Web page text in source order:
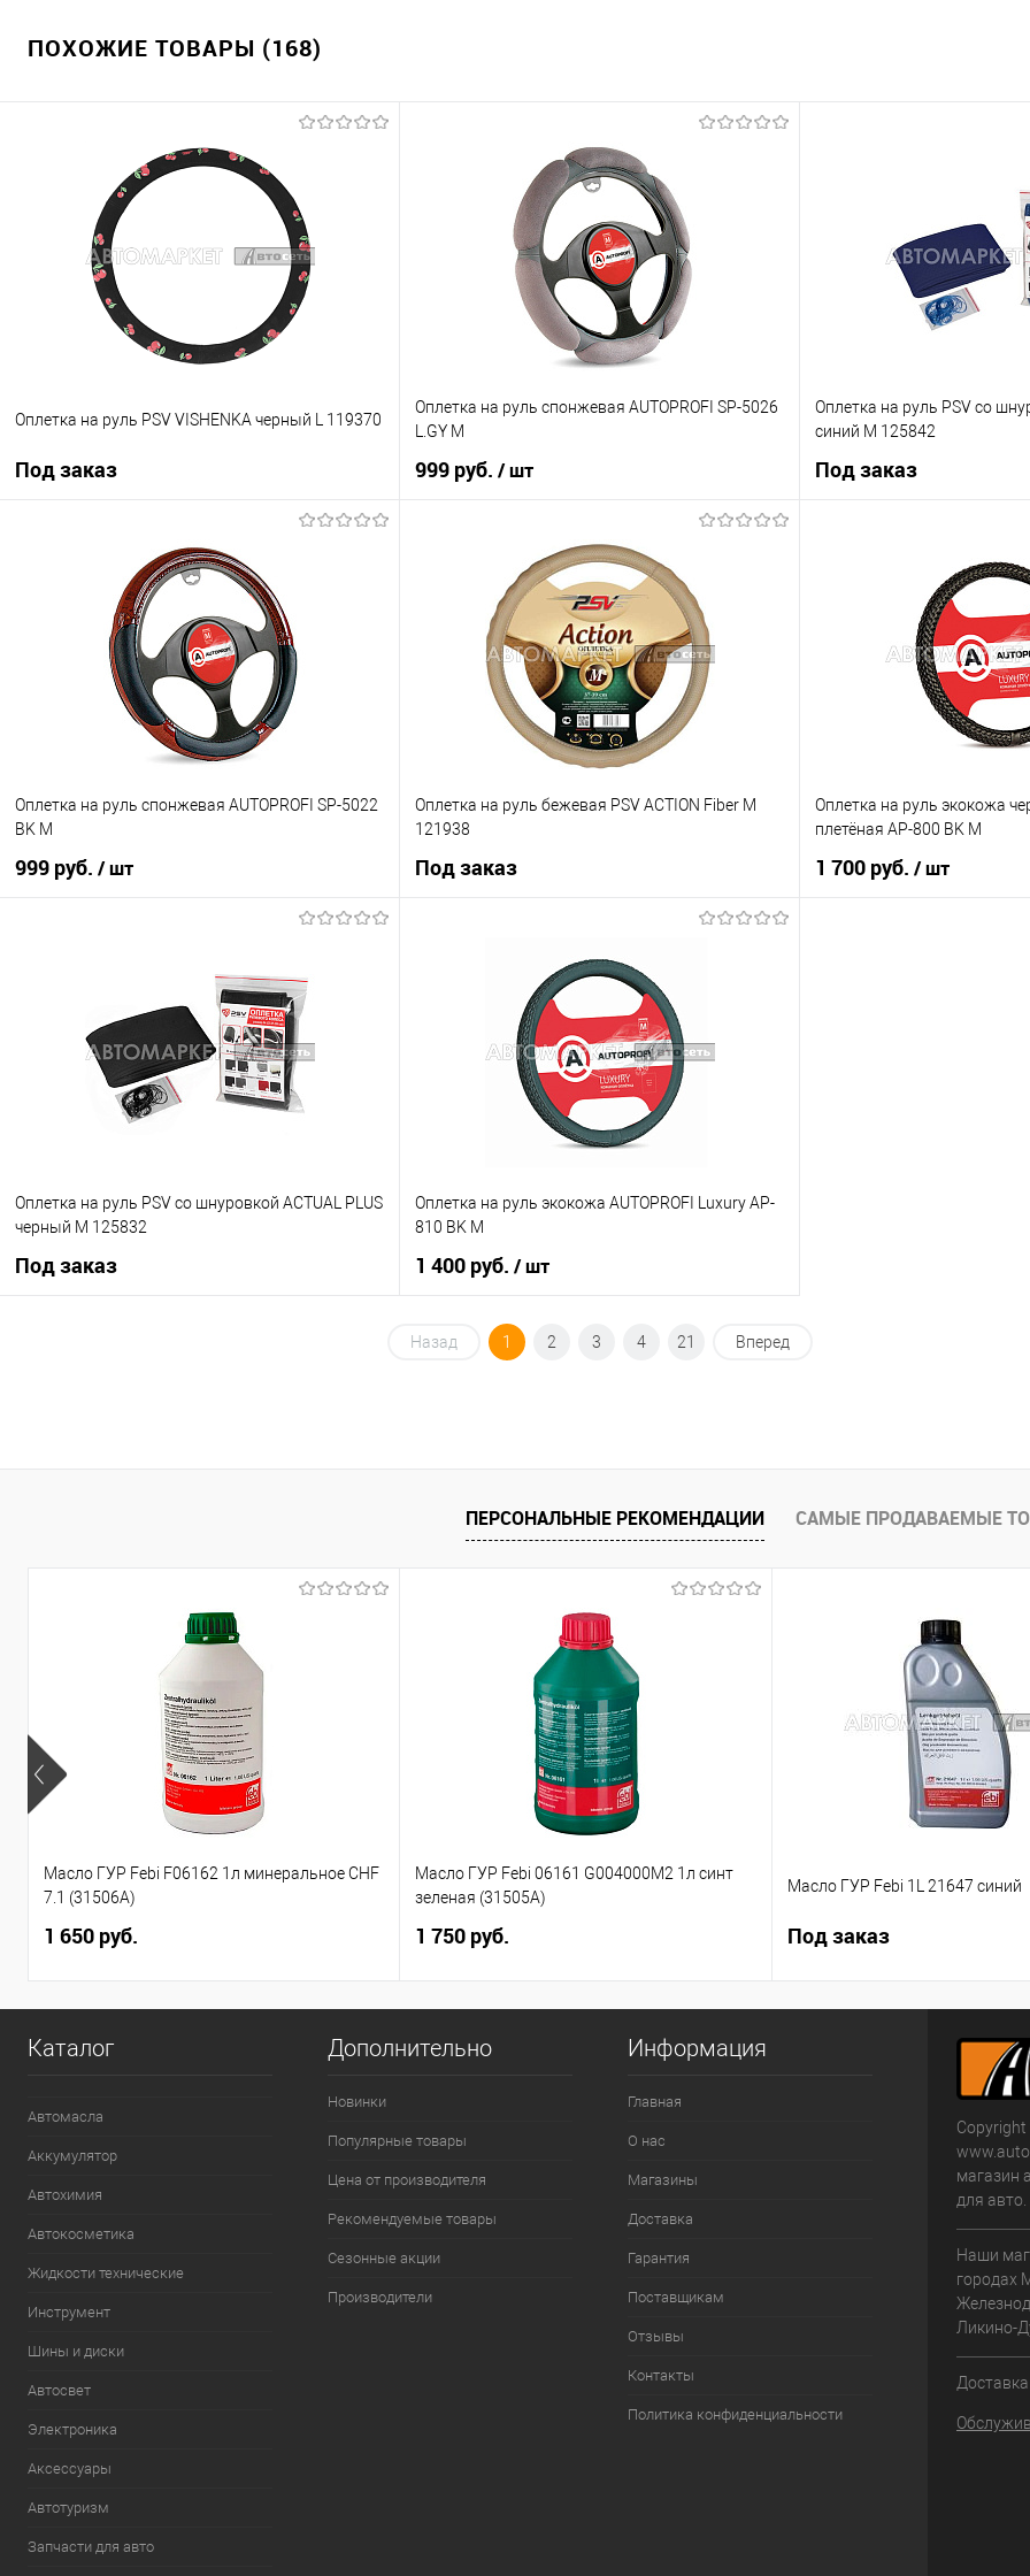
ПОХОЖИЕ ТОВАРЫ (168)
Оплетка на руль PSV VISHENKA черный L 119370
Под заказ
Купить в 1 клик
К сравнению
Под заказ
Оплетка на руль спонжевая AUTOPROFI SP-5026
L.GY М
999 руб. / шт
Купить в 1 клик
К сравнению
В избранное
В наличии
Оплетка на руль PSV со
синий М 125842
Под заказ
Оплетка на руль спонжевая AUTOPROFI SP-5022
BK M
999 руб. / шт
К сравнению
В избранное
В наличии
Оплетка на руль бежевая PSV ACTION Fiber М
121938
Под заказ
К сравнению
Под заказ
Оплетка на руль экокожа
плетёная AP-800 BK M
1 700 руб. / шт
Оплетка на руль PSV со шнуровкой ACTUAL PLUS
черный М 125832
Под заказ
Оплетка на руль экокожа AUTOPROFI Luxury AP-
810 BK M
1 400 руб. / шт
В корзину
Назад 1 2 3 4 21 Вперед
ПЕРСОНАЛЬНЫЕ РЕКОМЕНДАЦИИ САМЫЕ ПРОДАВАЕМЫЕ
Масло ГУР Febi F06162 1л минеральное CHF
7.1 (31506A)
1 650 руб.
Масло ГУР Febi 06161 G004000M2 1л синт
зеленая (31505А)
1 750 руб.
Масло ГУР Febi 1L 21647 синий
Под заказ
Каталог
Автомасла
Аккумулятор
Автохимия
Автокосметика
Жидкости технические
Инструмент
Шины и диски
Автосвет
Электроника
Аксессуары
Автотуризм
Запчасти для авто
Дополнительно
Новинки
Популярные товары
Цена от производителя
Рекомендуемые товары
Сезонные акции
Производители
Информация
Главная
О нас
Магазины
Доставка
Гарантия
Поставщикам
Отзывы
Контакты
Политика конфиденциальности
магазин
для
Наши
городах
Ликино-